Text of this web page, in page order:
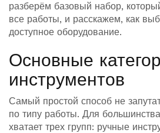
разберём базовый набор,
все работы, и расскажем, как
доступное оборудование.
Основные
инструментов
Самый простой способ не
по типу работы. Для
хватает трех групп: ручные